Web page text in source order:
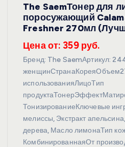
The SaemТонер для
поросужающий
Freshner 270мл
Цена от: 359 руб.
Бренд: The SaemАртикул:
использованияЛицоТип
ТонизированиеКлючевые
мелиссы, Экстракт
дерева, Масло лимонаТип
КомбинированнаяОт